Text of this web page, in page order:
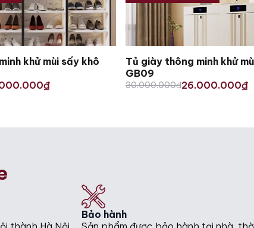
khử mùi sấy khô
₫
Tủ giày thông minh khử
GB09
30.000.000₫
Original
26.000.000₫
Current
Bảo hành